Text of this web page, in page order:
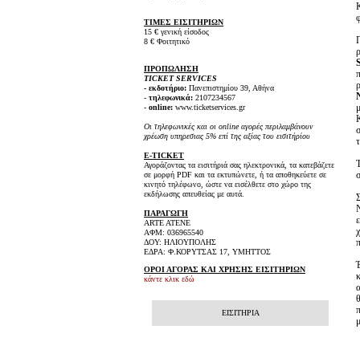
ΤΙΜΕΣ ΕΙΣΙΤΗΡΙΩΝ
15 € γενική είσοδος
8 € Φοιτητικό
ΠΡΟΠΩΛΗΣΗ
TICKET SERVICES
- εκδοτήριο: Πανεπιστημίου 39, Αθήνα
- τηλεφωνικά: 2107234567
- online: www.ticketservices.gr
Οι τηλεφωνικές και οι online αγορές περιλαμβάνουν
χρέωση υπηρεσιας 5% επί της αξίας του εισιτήρίου
E-TICKET
Αγοράζοντας τα εισιτήριά σας ηλεκτρονικά, τα κατεβάζετε
σε μορφή PDF και τα εκτυπώνετε, ή τα αποθηκεύετε σε
κινητό τηλέφωνο, ώστε να εισέλθετε στο χώρο της
εκδήλωσης απευθείας με αυτά.
ΠΑΡΑΓΩΓΗ
ARTE ATENE
ΑΦΜ: 036965540
ΔΟΥ: ΗΛΙΟΥΠΟΛΗΣ
ΕΔΡΑ: Φ.ΚΟΡΥΤΣΑΣ 17, ΥΜΗΤΤΟΣ
ΟΡΟΙ ΑΓΟΡΑΣ ΚΑΙ ΧΡΗΣΗΣ ΕΙΣΙΤΗΡΙΩΝ
κάντε κλικ εδώ
ΕΙΣΙΤΗΡΙΑ